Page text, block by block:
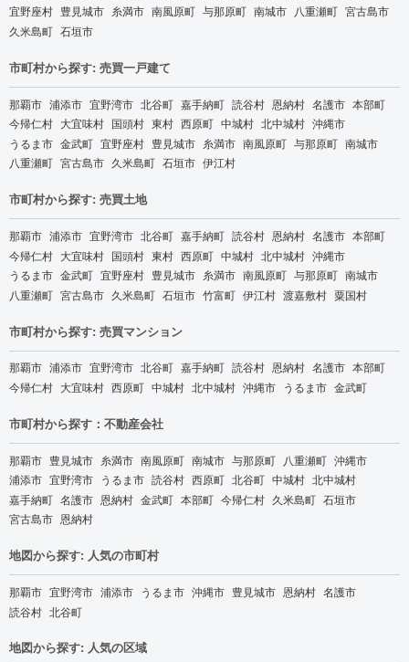
宜野座村 豊見城市 糸満市 南風原町 与那原町 南城市 八重瀬町 宮古島市
久米島町 石垣市
市町村から探す: 売買一戸建て
那覇市 浦添市 宜野湾市 北谷町 嘉手納町 読谷村 恩納村 名護市 本部町
今帰仁村 大宜味村 国頭村 東村 西原町 中城村 北中城村 沖縄市
うるま市 金武町 宜野座村 豊見城市 糸満市 南風原町 与那原町 南城市
八重瀬町 宮古島市 久米島町 石垣市 伊江村
市町村から探す: 売買土地
那覇市 浦添市 宜野湾市 北谷町 嘉手納町 読谷村 恩納村 名護市 本部町
今帰仁村 大宜味村 国頭村 東村 西原町 中城村 北中城村 沖縄市
うるま市 金武町 宜野座村 豊見城市 糸満市 南風原町 与那原町 南城市
八重瀬町 宮古島市 久米島町 石垣市 竹富町 伊江村 渡嘉敷村 粟国村
市町村から探す: 売買マンション
那覇市 浦添市 宜野湾市 北谷町 嘉手納町 読谷村 恩納村 名護市 本部町
今帰仁村 大宜味村 西原町 中城村 北中城村 沖縄市 うるま市 金武町
市町村から探す：不動産会社
那覇市 豊見城市 糸満市 南風原町 南城市 与那原町 八重瀬町 沖縄市
浦添市 宜野湾市 うるま市 読谷村 西原町 北谷町 中城村 北中城村
嘉手納町 名護市 恩納村 金武町 本部町 今帰仁村 久米島町 石垣市
宮古島市 恩納村
地図から探す: 人気の市町村
那覇市 宜野湾市 浦添市 うるま市 沖縄市 豊見城市 恩納村 名護市
読谷村 北谷町
地図から探す: 人気の区域